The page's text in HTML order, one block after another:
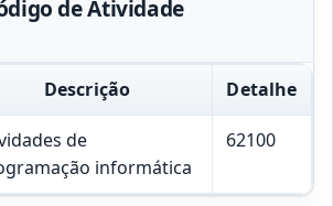
de Atividade
Descrição Detalhe
de
informática
62100